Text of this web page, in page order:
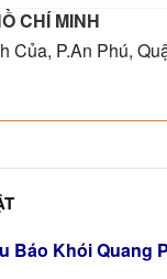
CHÍ MINH
Của, P.An Phú,
Báo Khói Quang